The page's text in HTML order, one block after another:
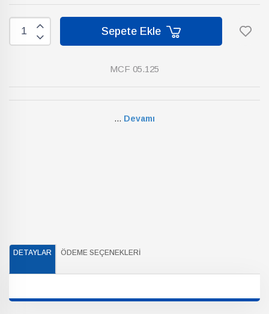
Sepete Ekle
MCF 05.125
... Devamı
DETAYLAR ÖDEME SEÇENEKLERI